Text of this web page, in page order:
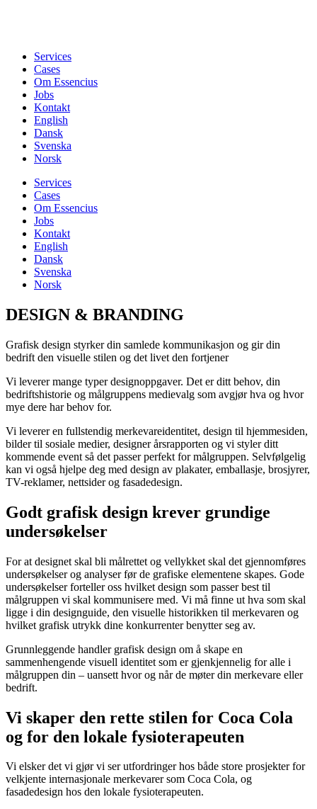
Services
Cases
Om Essencius
Jobs
Kontakt
English
Dansk
Svenska
Norsk
Services
Cases
Om Essencius
Jobs
Kontakt
English
Dansk
Svenska
Norsk
DESIGN & BRANDING
Grafisk design styrker din samlede kommunikasjon og gir din
bedrift den visuelle stilen og det livet den fortjener
Vi leverer mange typer designoppgaver. Det er ditt behov, din
bedriftshistorie og målgruppens medievalg som avgjør hva og hvor
mye dere har behov for.
Vi leverer en fullstendig merkevareidentitet, design til hjemmesiden,
bilder til sosiale medier, designer årsrapporten og vi styler ditt
kommende event så det passer perfekt for målgruppen. Selvfølgelig
kan vi også hjelpe deg med design av plakater, emballasje, brosjyrer,
TV-reklamer, nettsider og fasadedesign.
Godt grafisk design krever grundige
undersøkelser
For at designet skal bli målrettet og vellykket skal det gjennomføres
undersøkelser og analyser før de grafiske elementene skapes. Gode
undersøkelser forteller oss hvilket design som passer best til
målgruppen vi skal kommunisere med. Vi må finne ut hva som skal
ligge i din designguide, den visuelle historikken til merkevaren og
hvilket grafisk utrykk dine konkurrenter benytter seg av.
Grunnleggende handler grafisk design om å skape en
sammenhengende visuell identitet som er gjenkjennelig for alle i
målgruppen din – uansett hvor og når de møter din merkevare eller
bedrift.
Vi skaper den rette stilen for Coca Cola
og for den lokale fysioterapeuten
Vi elsker det vi gjør vi ser utfordringer hos både store prosjekter for
velkjente internasjonale merkevarer som Coca Cola, og
fasadedesign hos den lokale fysioterapeuten.